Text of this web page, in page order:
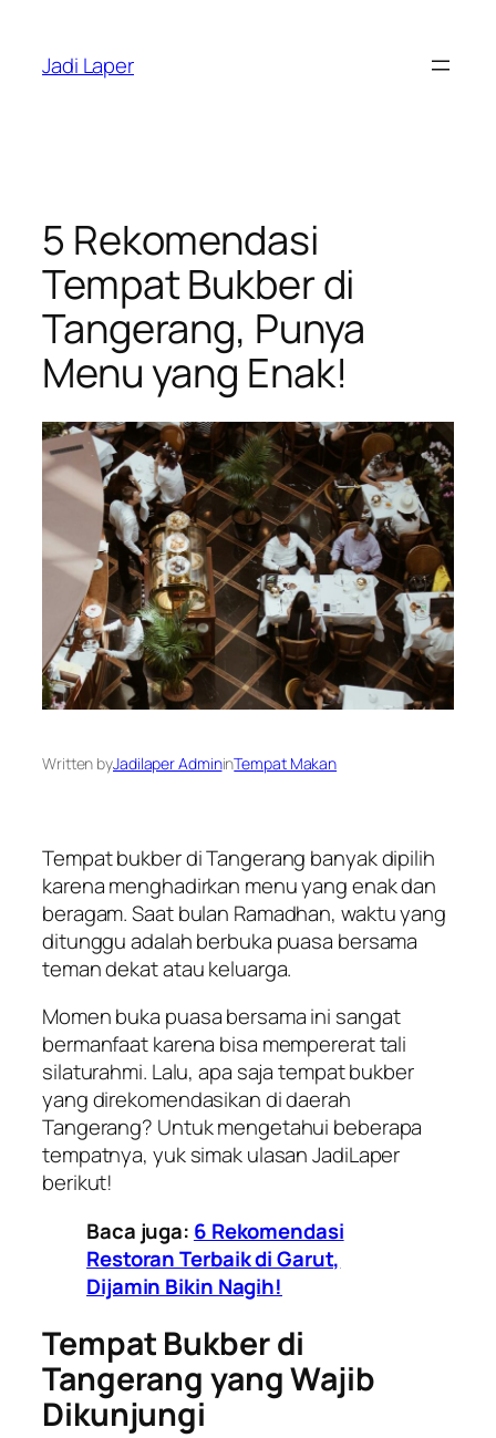
content
Jadi Laper
5 Rekomendasi
Tempat Bukber di
Tangerang, Punya
Menu yang Enak!
Written byJadilaper AdmininTempat Makan
Tempat bukber di Tangerang banyak dipilih
karena menghadirkan menu yang enak dan
beragam. Saat bulan Ramadhan, waktu yang
ditunggu adalah berbuka puasa bersama
teman dekat atau keluarga.
Momen buka puasa bersama ini sangat
bermanfaat karena bisa mempererat tali
silaturahmi. Lalu, apa saja tempat bukber
yang direkomendasikan di daerah
Tangerang? Untuk mengetahui beberapa
tempatnya, yuk simak ulasan JadiLaper
berikut!
Baca juga: 6 Rekomendasi
Restoran Terbaik di Garut,
Dijamin Bikin Nagih!
Tempat Bukber di
Tangerang yang Wajib
Dikunjungi